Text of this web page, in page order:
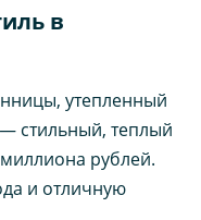
в
утепленный
стильный, теплый
рублей.
и отличную